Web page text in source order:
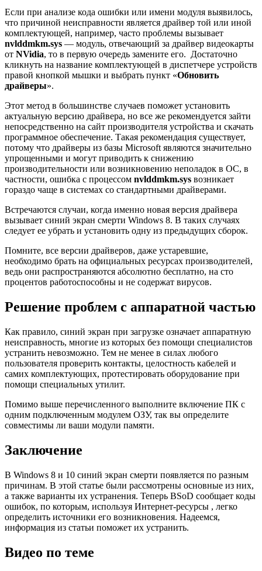
Если при анализе кода ошибки или имени модуля выявилось,
что причиной неисправности является драйвер той или иной
комплектующей, например, часто проблемы вызывает
nvlddmkm.sys — модуль, отвечающий за драйвер видеокарты
от NVidia, то в первую очередь замените его. Достаточно
кликнуть на название комплектующей в диспетчере устройств
правой кнопкой мышки и выбрать пункт «Обновить
драйверы».
Этот метод в большинстве случаев поможет установить
актуальную версию драйвера, но все же рекомендуется зайти
непосредственно на сайт производителя устройства и скачать
программное обеспечение. Такая рекомендация существует,
потому что драйверы из базы Microsoft являются значительно
упрощенными и могут приводить к снижению
производительности или возникновению неполадок в ОС, в
частности, ошибка с процессом nvlddmkm.sys возникает
гораздо чаще в системах со стандартными драйверами.
Встречаются случаи, когда именно новая версия драйвера
вызывает синий экран смерти Windows 8. В таких случаях
следует ее убрать и установить одну из предыдущих сборок.
Помните, все версии драйверов, даже устаревшие,
необходимо брать на официальных ресурсах производителей,
ведь они распространяются абсолютно бесплатно, на сто
процентов работоспособны и не содержат вирусов.
Решение проблем с аппаратной частью
Как правило, синий экран при загрузке означает аппаратную
неисправность, многие из которых без помощи специалистов
устранить невозможно. Тем не менее в силах любого
пользователя проверить контакты, целостность кабелей и
самих комплектующих, протестировать оборудование при
помощи специальных утилит.
Помимо выше перечисленного выполните включение ПК с
одним подключенным модулем ОЗУ, так вы определите
совместимы ли ваши модули памяти.
Заключение
В Windows 8 и 10 синий экран смерти появляется по разным
причинам. В этой статье были рассмотрены основные из них,
а также варианты их устранения. Теперь BSoD сообщает коды
ошибок, по которым, используя Интернет-ресурсы , легко
определить источники его возникновения. Надеемся,
информация из статьи поможет их устранить.
Видео по теме